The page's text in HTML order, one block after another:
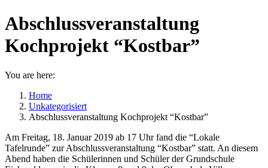
Abschlussveranstaltung
Kochprojekt “Kostbar”
You are here:
Home
Unkategorisiert
Abschlussveranstaltung Kochprojekt “Kostbar”
Am Freitag, 18. Januar 2019 ab 17 Uhr fand die “Lokale
Tafelrunde” zur Abschlussveranstaltung “Kostbar” statt. An diesem
Abend haben die Schülerinnen und Schüler der Grundschule